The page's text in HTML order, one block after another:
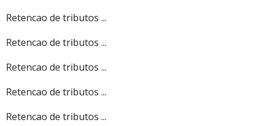
Retencao de tributos ...
Retencao de tributos ...
Retencao de tributos ...
Retencao de tributos ...
Retencao de tributos ...